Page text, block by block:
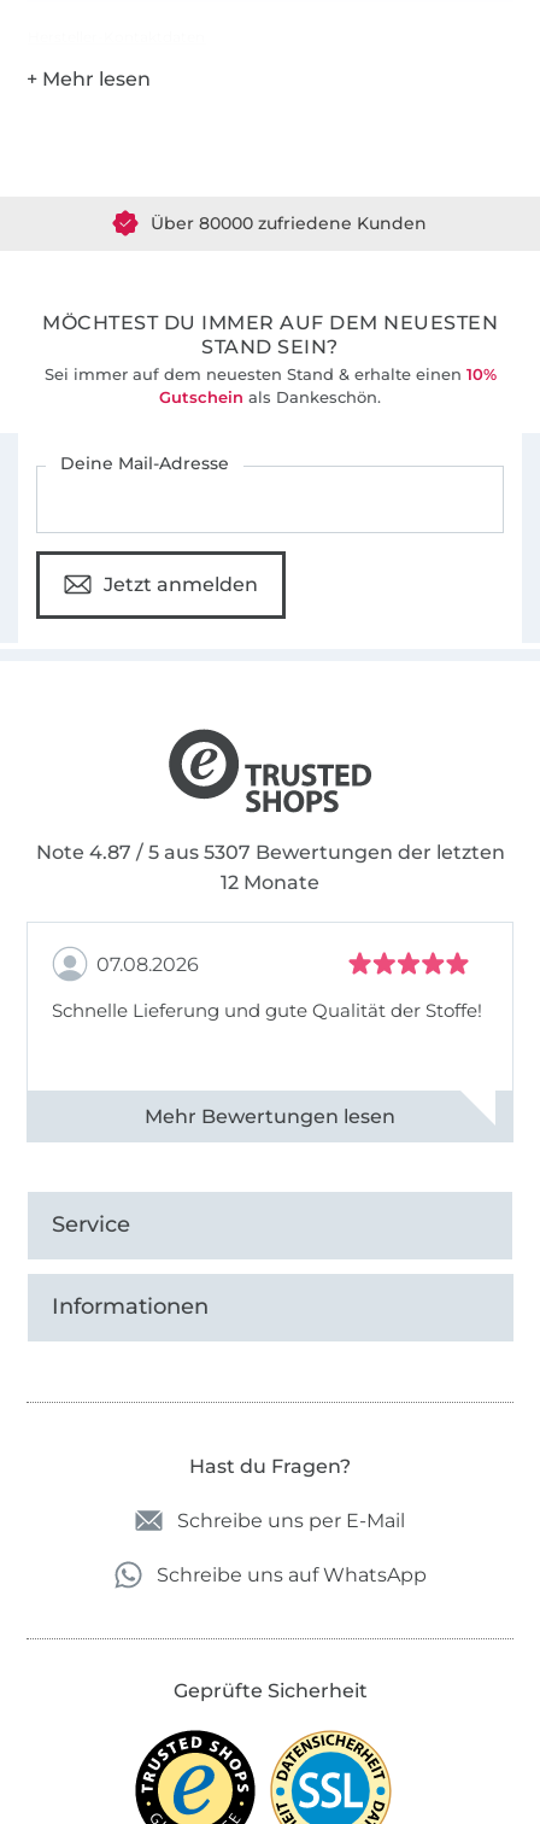
MÖCHTEST DU IMMER AUF DEM NEUESTEN
STAND SEIN?
Sei immer auf dem neuesten Stand & erhalte einen 10%
Gutschein als Dankeschön.
Deine Mail-Adresse
Jetzt anmelden
Note 4.87 / 5 aus 5307 Bewertungen der letzten
12 Monate
07.08.2026
Schnelle Lieferung und gute Qualität der Stoffe!
Alle 82968 Bewertungen ansehen
Service
Informationen
Hast du Fragen?
Schreibe uns per E-Mail
Schreibe uns auf WhatsApp
Geprüfte Sicherheit